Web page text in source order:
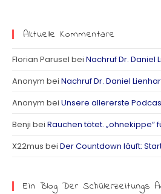
a
m
Aktuelle Kommentare
Florian Parusel bei Nachruf Dr. Daniel
Anonym bei Nachruf Dr. Daniel
Anonym bei Unsere allererste
Benji bei Rauchen tötet. „ohnekippe“
X22mus bei Der Countdown läuft:
Ein Blog Der Schülerzeitungs